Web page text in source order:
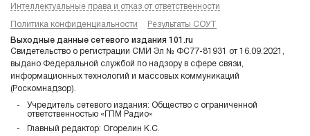
Интеллектуальные права и отказ от ответственности
Политика конфиденциальности Результаты СОУТ
Выходные данные сетевого издания 101.ru
Свидетельство о регистрации СМИ Эл № ФС77-81931 от 16.09.2021,
выдано Федеральной службой по надзору в сфере связи,
информационных технологий и массовых коммуникаций
(Роскомнадзор).
Учредитель сетевого издания: Общество с ограниченной
ответственностью «ГПМ Радио»
Главный редактор: Огорелин К.С.